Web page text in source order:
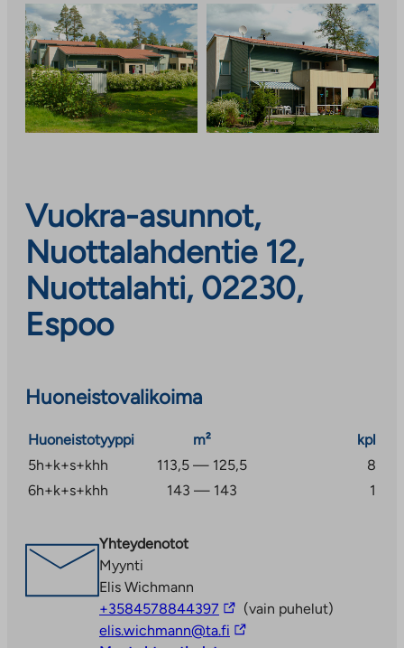
Vuokra-asunnot,
Nuottalahdentie 12,
Nuottalahti, 02230,
Espoo
Huoneistovalikoima
Huoneistotyyppi m²
kpl
5h+k+s+khh
113,5 — 125,5
8
6h+k+s+khh
143 — 143 1
Yhteydenotot
Myynti
Elis Wichmann
+3584578844397 Linkki
vie
(vain puhelut)
elis.wichmann@ta.fi Linkki